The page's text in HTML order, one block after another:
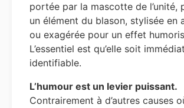
portée par la mascotte de l’unité,
un élément du blason, stylisée en
ou exagérée pour un effet
L’essentiel est qu’elle soit
identifiable.
L’humour est un levier puissant.
Contrairement à d’autres causes